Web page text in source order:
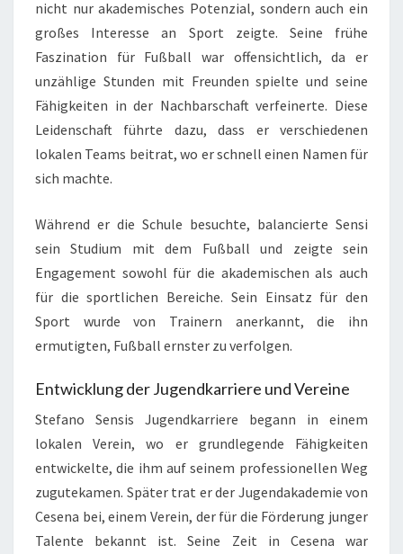
nicht nur akademisches Potenzial, sondern auch ein
großes Interesse an Sport zeigte. Seine frühe
Faszination für Fußball war offensichtlich, da er
unzählige Stunden mit Freunden spielte und seine
Fähigkeiten in der Nachbarschaft verfeinerte. Diese
Leidenschaft führte dazu, dass er verschiedenen
lokalen Teams beitrat, wo er schnell einen Namen für
sich machte.
Während er die Schule besuchte, balancierte Sensi
sein Studium mit dem Fußball und zeigte sein
Engagement sowohl für die akademischen als auch
für die sportlichen Bereiche. Sein Einsatz für den
Sport wurde von Trainern anerkannt, die ihn
ermutigten, Fußball ernster zu verfolgen.
Entwicklung der Jugendkarriere und Vereine
Stefano Sensis Jugendkarriere begann in einem
lokalen Verein, wo er grundlegende Fähigkeiten
entwickelte, die ihm auf seinem professionellen Weg
zugutekamen. Später trat er der Jugendakademie von
Cesena bei, einem Verein, der für die Förderung junger
Talente bekannt ist. Seine Zeit in Cesena war